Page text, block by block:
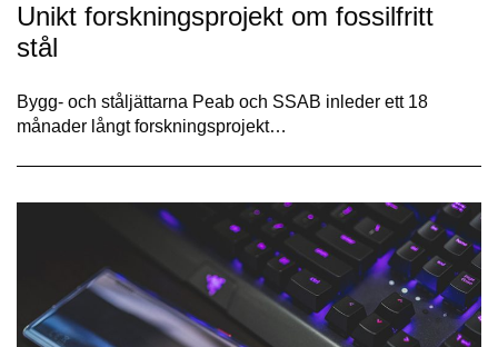
Unikt forskningsprojekt om fossilfritt
stål
Bygg- och ståljättarna Peab och SSAB inleder ett 18
månader långt forskningsprojekt…